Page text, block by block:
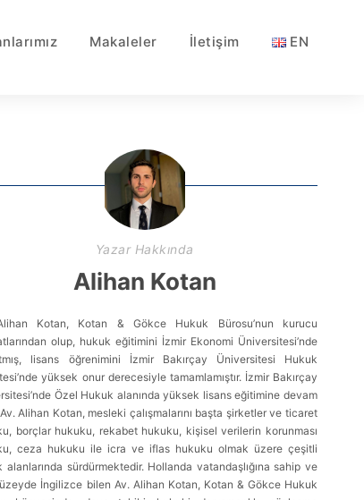
Makaleler İletişim EN
Yazar Hakkında
Alihan Kotan
Kotan, Kotan & Gökce Hukuk Bürosu’nun kurucu
olup, hukuk eğitimini İzmir Ekonomi Üniversitesi’nde
lisans öğrenimini İzmir Bakırçay Üniversitesi Hukuk
yüksek onur derecesiyle tamamlamıştır. İzmir Bakırçay
Özel Hukuk alanında yüksek lisans eğitimine devam
Alihan Kotan, mesleki çalışmalarını başta şirketler ve ticaret
borçlar hukuku, rekabet hukuku, kişisel verilerin korunması
ceza hukuku ile icra ve iflas hukuku olmak üzere çeşitli
alanlarında sürdürmektedir. Hollanda vatandaşlığına sahip ve
İngilizce bilen Av. Alihan Kotan, Kotan & Gökce Hukuk